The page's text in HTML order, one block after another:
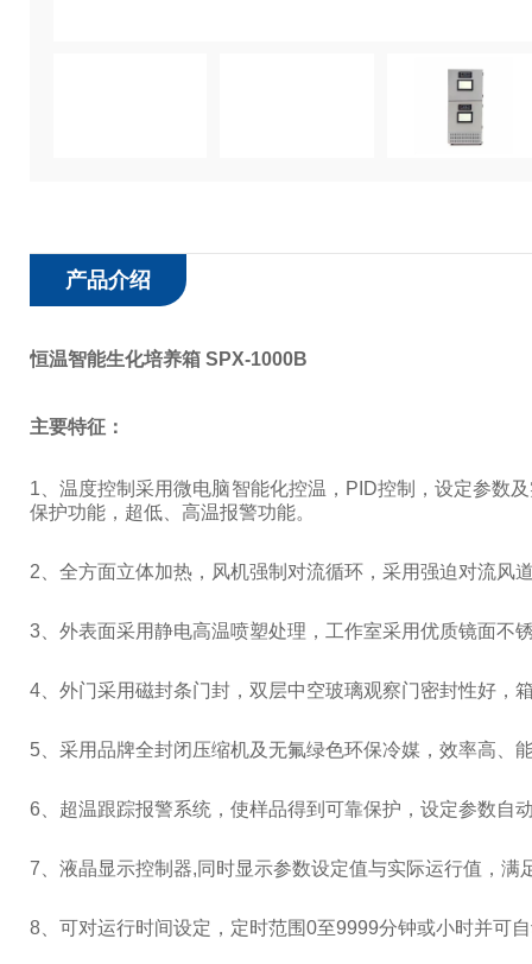
产品介绍
恒温智能生化培养箱 SPX-1000B
主要特征：
1 、温度控制采用微电脑智能化控温， PID控制，设定参数
保护功能，超低、高温报警功能。
2 、全方面立体加热，风机强制对流循环，采用强迫对流
3 、外表面采用静电高温喷塑处理，工作室采用优质镜面不
4 、外门采用磁封条门封，双层中空玻璃观察门密封性好
5 、采用品牌全封闭压缩机及无氟绿色环保冷媒，效率高、
6 、超温跟踪报警系统，使样品得到可靠保护，设定参数自
7 、液晶显示控制器,同时显示参数设定值与实际运行值，满
8 、可对运行时间设定，定时范围0至9999分钟或小时并可